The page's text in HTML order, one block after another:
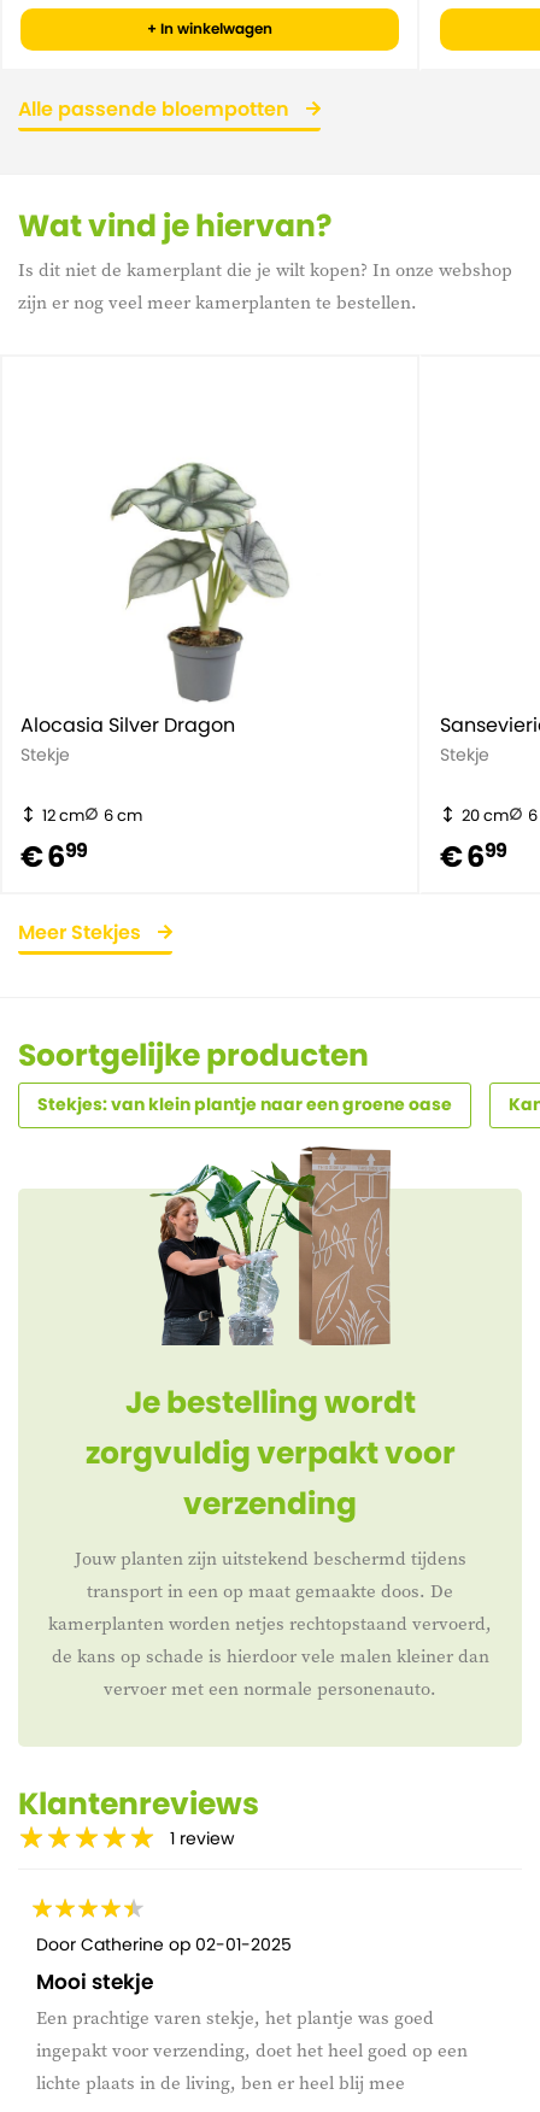
+ In winkelwagen
Alle passende bloempotten
Wat vind je hiervan?
Is dit niet de kamerplant die je wilt kopen? In onze webshop
zijn er nog veel meer kamerplanten te bestellen.
Alocasia Silver Dragon
Stekje
12 cm 6 cm
€ 699
Stekje
20 cm
€ 699
Meer Stekjes
Soortgelijke producten
Stekjes: van klein plantje naar een groene oase
Je bestelling wordt
zorgvuldig verpakt voor
verzending
Jouw planten zijn uitstekend beschermd tijdens
transport in een op maat gemaakte doos. De
kamerplanten worden netjes rechtopstaand vervoerd,
de kans op schade is hierdoor vele malen kleiner dan
vervoer met een normale personenauto.
Klantenreviews
1 review
Door Catherine op 02-01-2025
Mooi stekje
Een prachtige varen stekje, het plantje was goed
ingepakt voor verzending, doet het heel goed op een
lichte plaats in de living, ben er heel blij mee